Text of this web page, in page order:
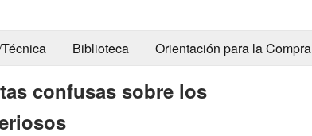
Biblioteca Orientación para la Compra
confusas sobre los